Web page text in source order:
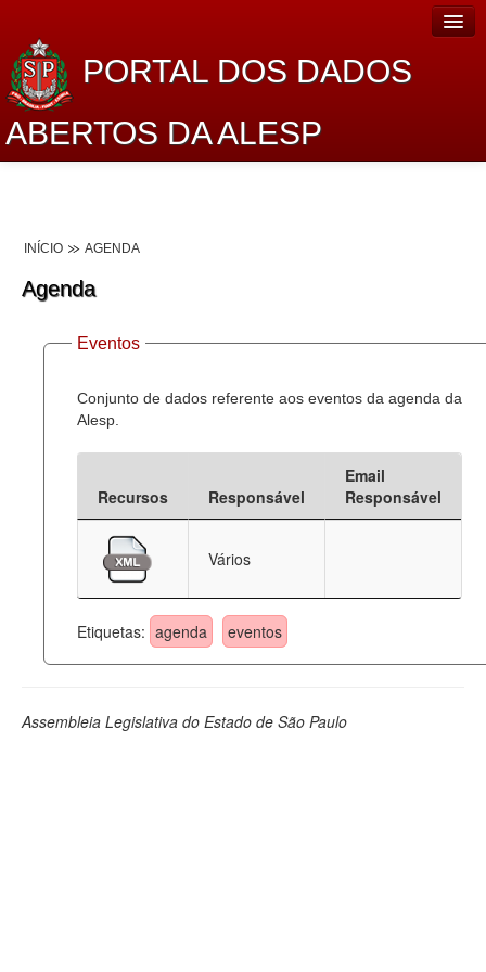
PORTAL DOS DADOS
ABERTOS DA ALESP
Lei de Acesso à Informação
Dados Governamentais Abertos
Planejamento
Catálogo de dados
Deputados Estaduais
Administração
Legislação
INÍCIO AGENDA
Agenda
Eventos
Conjunto de dados referente aos eventos da agenda da
Alesp.
Recursos Responsável
Email
Responsável
Vários
Etiquetas: agenda eventos
Assembleia Legislativa do Estado de São Paulo